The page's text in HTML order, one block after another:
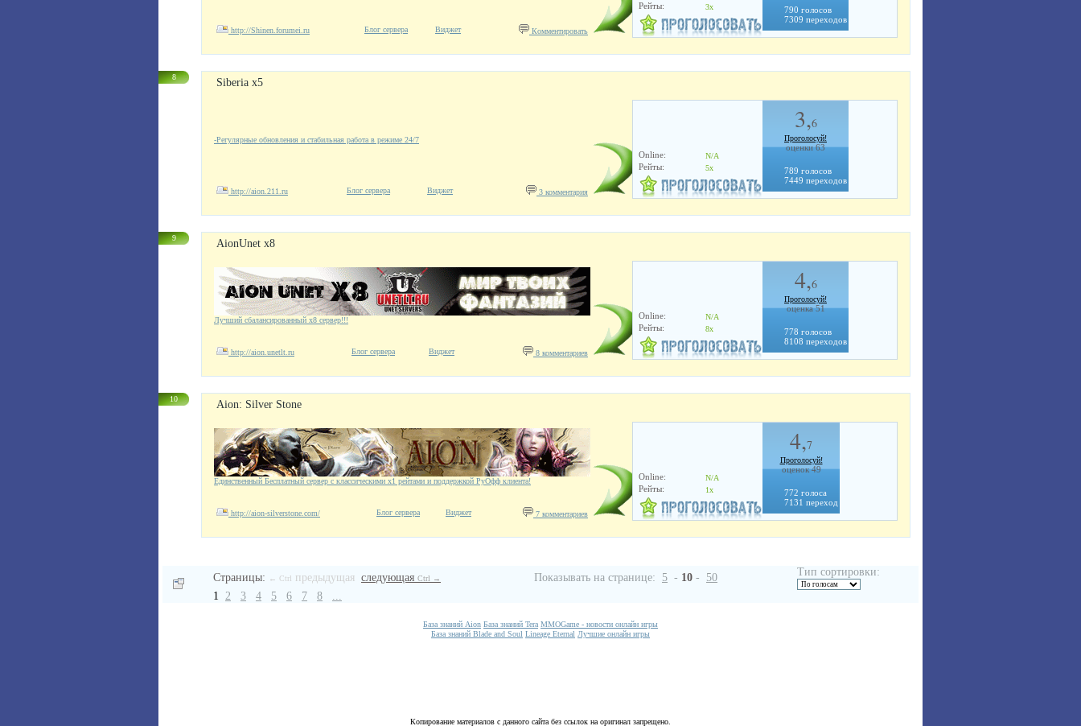
790 голосов
7309 переходов
Рейты: 3x
http://Shinen.forumei.ru Блог сервера Виджет Комментировать
8 Siberia x5
-Регулярные обновления и стабильная работа в режиме 24/7
3,6
Проголосуй!
оценки 63
789 голосов
7449 переходов
Online: N/A
Рейты: 5x
http://aion.211.ru Блог сервера Виджет 3 комментария
9 AionUnet x8
Лучший сбалансированный x8 сервер!!!
4,6
Проголосуй!
оценка 51
778 голосов
8108 переходов
Online: N/A
Рейты: 8x
http://aion.unetlt.ru Блог сервера Виджет 8 комментариев
10 Aion: Silver Stone
Единственный Бесплатный сервер с классическими х1 рейтами и поддержкой РуОфф клиента!
4,7
Проголосуй!
оценок 49
772 голоса
7131 переход
Online: N/A
Рейты: 1x
http://aion-silverstone.com/ Блог сервера Виджет 7 комментариев
Страницы: ← Ctrl предыдущая следующая Ctrl → Показывать на странице: 5 - 10 - 50
Тип сортировки:
1 2 3 4 5 6 7 8 ...
База знаний Aion База знаний Tera MMOGame - новости онлайн игры
База знаний Blade and Soul Lineage Eternal Лучшие онлайн игры
Копирование материалов с данного сайта без ссылок на оригинал запрещено.